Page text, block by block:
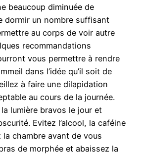
beaucoup diminuée de
dormir un nombre suffisant
au corps de voir autre
recommandations
vous permettre à rendre
dans l’idée qu’il soit de
à faire une dilapidation
au cours de la journée.
lumière bravos le jour et
Evitez l’alcool, la caféine
la chambre avant de vous
de morphée et abaissez la